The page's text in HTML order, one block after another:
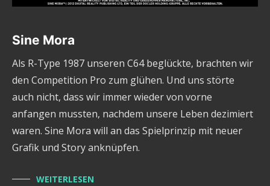
Sine Mora
Als R-Type 1987 unseren C64 beglückte, brachten wir
den Competition Pro zum glühen. Und uns störte
auch nicht, dass wir immer wieder von vorne
anfangen mussten, nachdem unsere Leben dezimiert
waren. Sine Mora will an das Spielprinzip mit neuer
Grafik und Story anknüpfen.
WEITERLESEN